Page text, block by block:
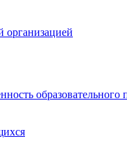
организацией
образовательного